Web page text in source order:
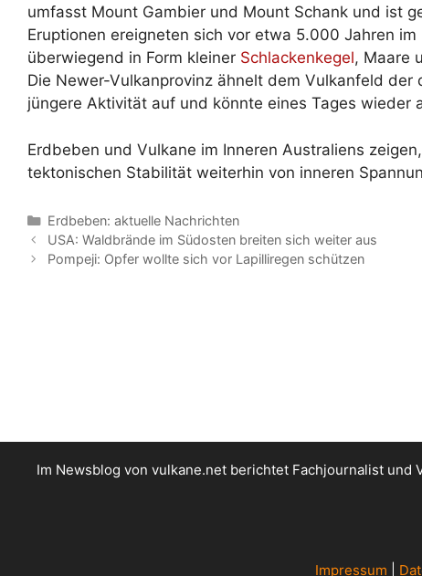
umfasst Mount Gambier und Mount Schank und ist
Eruptionen ereigneten sich vor etwa 5.000 Jahren im
überwiegend in Form kleiner Schlackenkegel, Maare
Die Newer-Vulkanprovinz ähnelt dem Vulkanfeld
jüngere Aktivität auf und könnte eines Tages wieder
Erdbeben und Vulkane im Inneren Australiens
tektonischen Stabilität weiterhin von inneren
Kategorien
Erdbeben: aktuelle Nachrichten
USA: Waldbrände im Südosten breiten sich weiter aus
Pompeji: Opfer wollte sich vor Lapilliregen schützen
Im Newsblog von vulkane.net berichtet Fachjournalist
Impressum